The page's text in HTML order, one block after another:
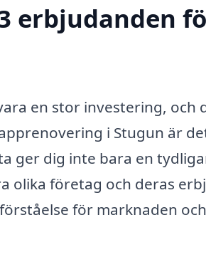
erbjudanden
en stor investering,
i Stugun är
ger dig inte bara en
olika företag och deras
för marknaden